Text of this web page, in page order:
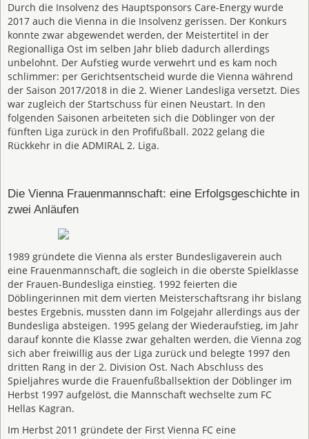
Durch die Insolvenz des Hauptsponsors Care-Energy wurde
2017 auch die Vienna in die Insolvenz gerissen. Der Konkurs
konnte zwar abgewendet werden, der Meistertitel in der
Regionalliga Ost im selben Jahr blieb dadurch allerdings
unbelohnt. Der Aufstieg wurde verwehrt und es kam noch
schlimmer: per Gerichtsentscheid wurde die Vienna während
der Saison 2017/2018 in die 2. Wiener Landesliga versetzt. Dies
war zugleich der Startschuss für einen Neustart. In den
folgenden Saisonen arbeiteten sich die Döblinger von der
fünften Liga zurück in den Profifußball. 2022 gelang die
Rückkehr in die ADMIRAL 2. Liga.
Die Vienna Frauenmannschaft: eine Erfolgsgeschichte in
zwei Anläufen
1989 gründete die Vienna als erster Bundesligaverein auch
eine Frauenmannschaft, die sogleich in die oberste Spielklasse
der Frauen-Bundesliga einstieg. 1992 feierten die
Döblingerinnen mit dem vierten Meisterschaftsrang ihr bislang
bestes Ergebnis, mussten dann im Folgejahr allerdings aus der
Bundesliga absteigen. 1995 gelang der Wiederaufstieg, im Jahr
darauf konnte die Klasse zwar gehalten werden, die Vienna zog
sich aber freiwillig aus der Liga zurück und belegte 1997 den
dritten Rang in der 2. Division Ost. Nach Abschluss des
Spieljahres wurde die Frauenfußballsektion der Döblinger im
Herbst 1997 aufgelöst, die Mannschaft wechselte zum FC
Hellas Kagran.
Im Herbst 2011 gründete der First Vienna FC eine